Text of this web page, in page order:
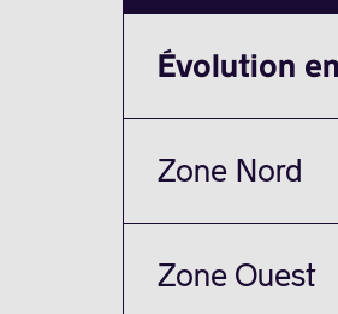
Évolution
Zone Nord
Zone Ouest